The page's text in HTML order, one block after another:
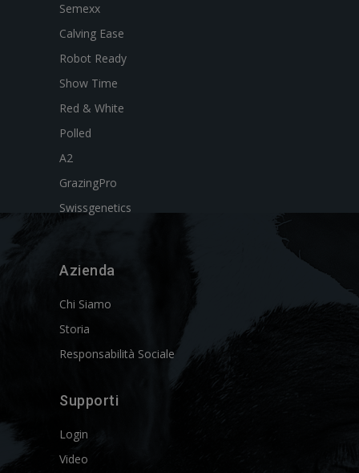
Semexx
Calving Ease
Robot Ready
Show Time
Red & White
Polled
A2
GrazingPro
Swissgenetics
Azienda
Chi Siamo
Storia
Responsabilità Sociale
Supporti
Login
Video